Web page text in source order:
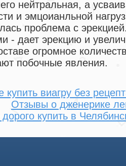
нейтральная, а
и эмцоианльной
проблема с
- дает эрекцию и
огромное
побочные явления.
купить виагру без
Отзывы о дженерике
купить в